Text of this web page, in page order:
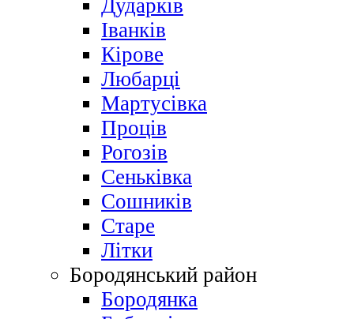
Дударків
Іванків
Кірове
Любарці
Мартусівка
Проців
Рогозів
Сеньківка
Сошників
Старе
Літки
Бородянський район
Бородянка